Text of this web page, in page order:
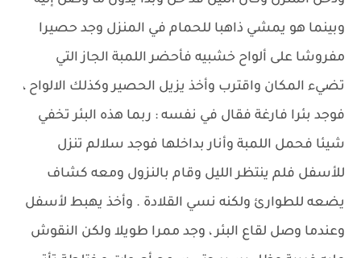
وبينما هو يمشي ذاهبا للحمام في المنزل وجد حصيرا
مفروشا على ألواح خشبيه فأحضر اللمبة الجاز التي
تضيء المكان واقترب وأخذ يزيل الحصير وكذلك الالواح ،
فوجد بئرا فارغة فقال في نفسه : ربما هذه البئر تخفي
شيئا فحمل اللمبة وأنار بداخلها فوجد سلالم تنزل
للأسفل فلم ينتظر الليل وقام بالنزول ومعه كشاف
يضعه للطوارئ ولكنه نسي القلادة . وأخذ يهبط لأسفل
وعندما وصل لقاع البئر ، وجد ممرا طويلا ولكن النقوش